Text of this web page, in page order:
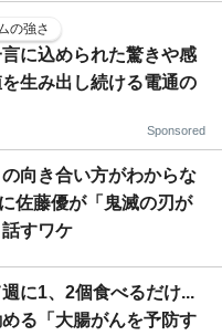
の強さ
言に込められた驚きや感
生み出し続ける電通の
Sponsored
向き合い方がわからな
佐藤優が「鬼滅の刃が
すワケ
に1、2個食べるだけ...
る「大腸がんを予防す